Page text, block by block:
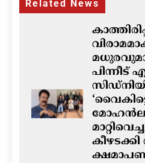
Related News
പിന്നീട്
കീഴടക്കി